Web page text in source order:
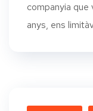
companyia que
anys, ens